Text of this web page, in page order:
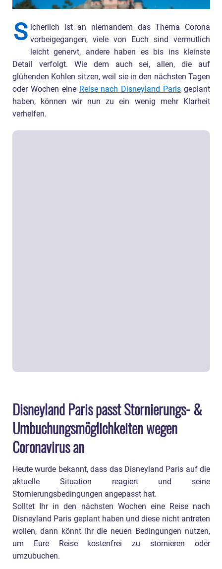
S icherlich ist an niemandem das Thema Corona
vorbeigegangen, viele von Euch sind vermutlich
leicht genervt, andere haben es bis ins kleinste
Detail verfolgt. Wie dem auch sei, allen, die auf
glühenden Kohlen sitzen, weil sie in den nächsten Tagen
oder Wochen eine Reise nach Disneyland Paris geplant
haben, können wir nun zu ein wenig mehr Klarheit
verhelfen.
Disneyland Paris passt Stornierungs- &
Umbuchungsmöglichkeiten wegen
Coronavirus an
Heute wurde bekannt, dass das Disneyland Paris auf die
aktuelle Situation reagiert und seine
Stornierungsbedingungen angepasst hat.
Solltet Ihr in den nächsten Wochen eine Reise nach
Disneyland Paris geplant haben und diese nicht antreten
wollen, dann könnt Ihr die neuen Bedingungen nutzen,
um Eure Reise kostenfrei zu stornieren oder
umzubuchen.